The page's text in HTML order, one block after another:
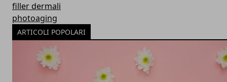
filler dermali
photoaging
ARTICOLI POPOLARI